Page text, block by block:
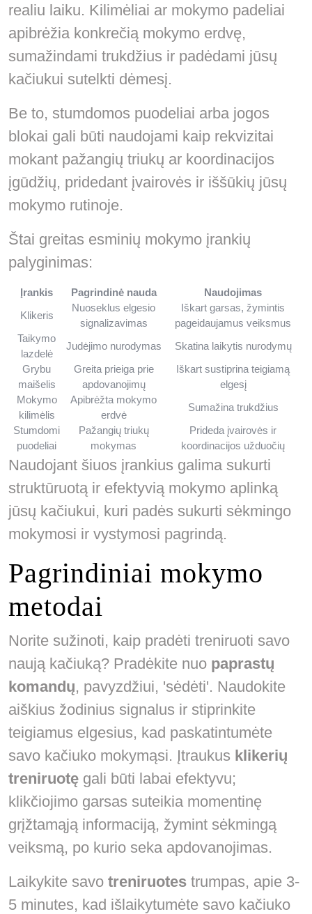
realiu laiku. Kilimėliai ar mokymo padeliai
apibrėžia konkrečią mokymo erdvę,
sumažindami trukdžius ir padėdami jūsų
kačiukui sutelkti dėmesį.
Be to, stumdomos puodeliai arba jogos
blokai gali būti naudojami kaip rekvizitai
mokant pažangių triukų ar koordinacijos
įgūdžių, pridedant įvairovės ir iššūkių jūsų
mokymo rutinoje.
Štai greitas esminių mokymo įrankių
palyginimas:
Įrankis Pagrindinė nauda
Naudojimas
Klikeris
Nuoseklus elgesio
signalizavimas
Iškart garsas, žymintis
pageidaujamus veiksmus
Taikymo
lazdelė
Judėjimo nurodymas
Skatina laikytis nurodymų
Grybu
maišelis
Greita prieiga prie
apdovanojimų
Iškart sustiprina teigiamą
elgesį
Mokymo
kilimėlis
Apibrėžta mokymo
erdvė
Sumažina trukdžius
Stumdomi
puodeliai
Pažangių triukų
mokymas
Prideda įvairovės ir
koordinacijos užduočių
Naudojant šiuos įrankius galima sukurti
struktūruotą ir efektyvią mokymo aplinką
jūsų kačiukui, kuri padės sukurti sėkmingo
mokymosi ir vystymosi pagrindą.
Pagrindiniai mokymo
metodai
Norite sužinoti, kaip pradėti treniruoti savo
naują kačiuką? Pradėkite nuo paprastų
komandų, pavyzdžiui, 'sėdėti'. Naudokite
aiškius žodinius signalus ir stiprinkite
teigiamus elgesius, kad paskatintumėte
savo kačiuko mokymąsi. Įtraukus klikerių
treniruotę gali būti labai efektyvu;
klikčiojimo garsas suteikia momentinę
grįžtamąją informaciją, žymint sėkmingą
veiksmą, po kurio seka apdovanojimas.
Laikykite savo treniruotes trumpas, apie 3-
5 minutes, kad išlaikytumėte savo kačiuko